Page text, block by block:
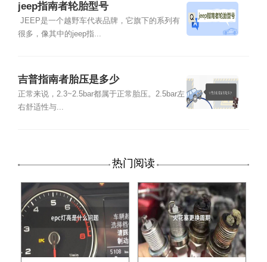
jeep指南者轮胎型号
JEEP是一个越野车代表品牌，它旗下的系列有
很多，像其中的jeep指...
吉普指南者胎压是多少
正常来说，2.3~2.5bar都属于正常胎压。2.5bar左
右舒适性与...
热门阅读